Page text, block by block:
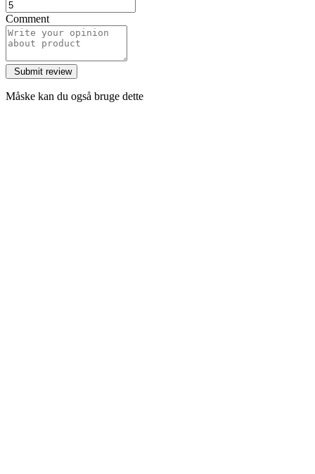
Comment
Måske kan du også bruge dette